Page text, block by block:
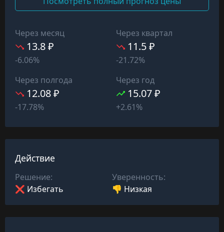
Через месяц
13.8 ₽
-6.06%
Через квартал
11.5 ₽
-21.72%
Через полгода
12.08 ₽
-17.78%
Через год
15.07 ₽
+2.61%
Действие
Решение:
❌ Избегать
Уверенность:
👎 Низкая